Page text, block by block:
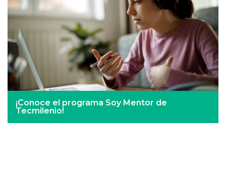
¡Conoce el programa Soy Mentor de
Tecmilenio!